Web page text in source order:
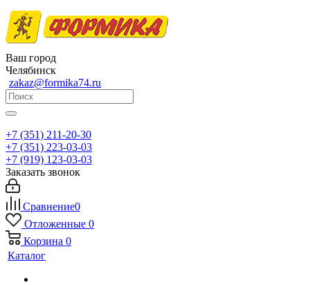
Ваш город
Челябинск
zakaz@formika74.ru
+7 (351) 211-20-30
+7 (351) 223-03-03
+7 (919) 123-03-03
Заказать звонок
Сравнение0
Отложенные 0
Корзина 0
Каталог